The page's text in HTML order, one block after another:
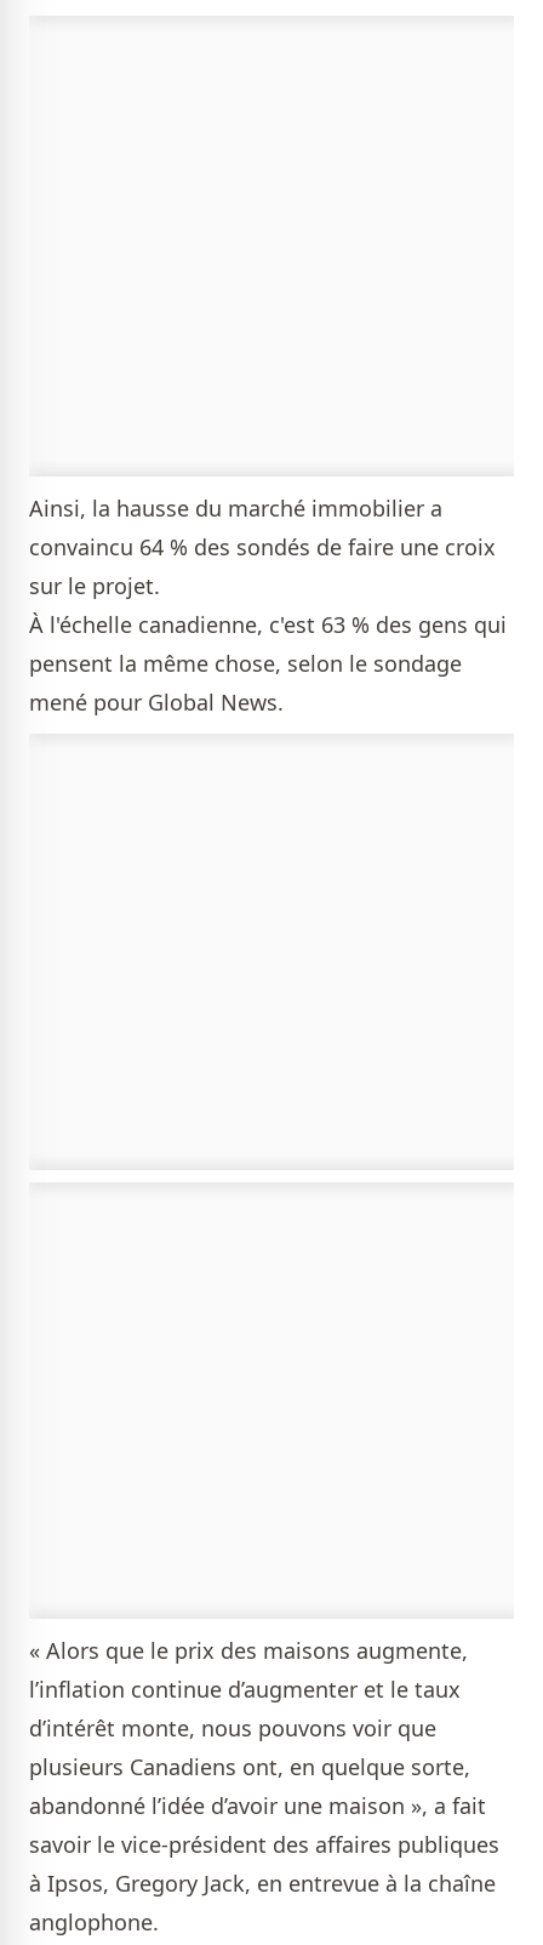
Ainsi, la hausse du marché immobilier a
convaincu 64 % des sondés de faire une croix
sur le projet.
À l'échelle canadienne, c'est 63 % des gens qui
pensent la même chose, selon le sondage
mené pour Global News.
« Alors que le prix des maisons augmente,
l’inflation continue d’augmenter et le taux
d’intérêt monte, nous pouvons voir que
plusieurs Canadiens ont, en quelque sorte,
abandonné l’idée d’avoir une maison », a fait
savoir le vice-président des affaires publiques
à Ipsos, Gregory Jack, en entrevue à la chaîne
anglophone.